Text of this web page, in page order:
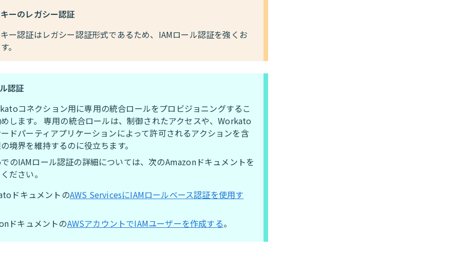
ーのレガシー認証
ー認証はレガシー認証形式であるため、IAMロール認証を強くお
。
認証
コネクション用に専用の統合ロールをプロビジョニングするこ
します。 専用の統合ロールは、制御されたアクセスや、Workato
ドパーティアプリケーションによって許可されるアクションを含
境界を維持するのに役立ちます。
のIAMロール認証の詳細については、次のAmazonドキュメントを
ださい。
ドキュメントのAWS ServicesにIAMロールベース認証を使用す
ドキュメントのAWSアカウントでIAMユーザーを作成する。